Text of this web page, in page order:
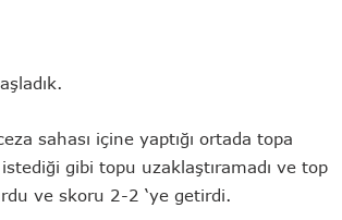
sahası içine yaptığı ortada topa
gibi topu uzaklaştıramadı ve top
ve skoru 2-2 ‘ye getirdi.